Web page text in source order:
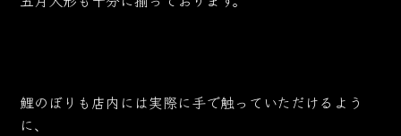
鯉のぼりも店内には実際に手で触っていただけるよう
に、